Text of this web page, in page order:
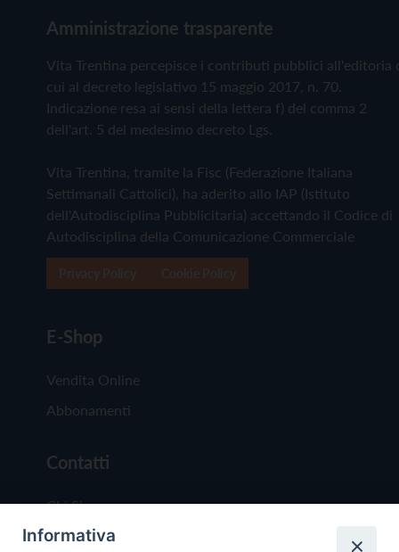
Amministrazione trasparente
Vita Trentina percepisce i contributi pubblici all'editoria
cui al decreto legislativo 15 maggio 2017, n. 70.
Indicazione resa ai sensi della lettera f) del comma 2
dell'art. 5 del medesimo decreto Lgs.
Vita Trentina, tramite la Fisc (Federazione Italiana
Settimanali Cattolici), ha aderito allo IAP (Istituto
dell'Autodisciplina Pubblicitaria) accettando il Codice di
Autodisciplina della Comunicazione Commerciale
E-Shop
Vendita Online
Abbonamenti
Contatti
Chi Siamo
Redazione
Informativa